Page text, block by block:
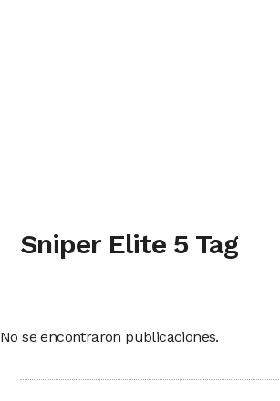
Sniper Elite 5 Tag
No se encontraron publicaciones.